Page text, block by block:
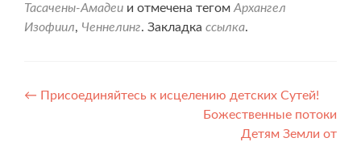
Тасачены-Амадеи и отмечена тегом Архангел
Изофиил, Ченнелинг. Закладка ссылка.
Навигация
← Присоединяйтесь к исцелению детских Сутей!
Божественные потоки
Детям Земли от